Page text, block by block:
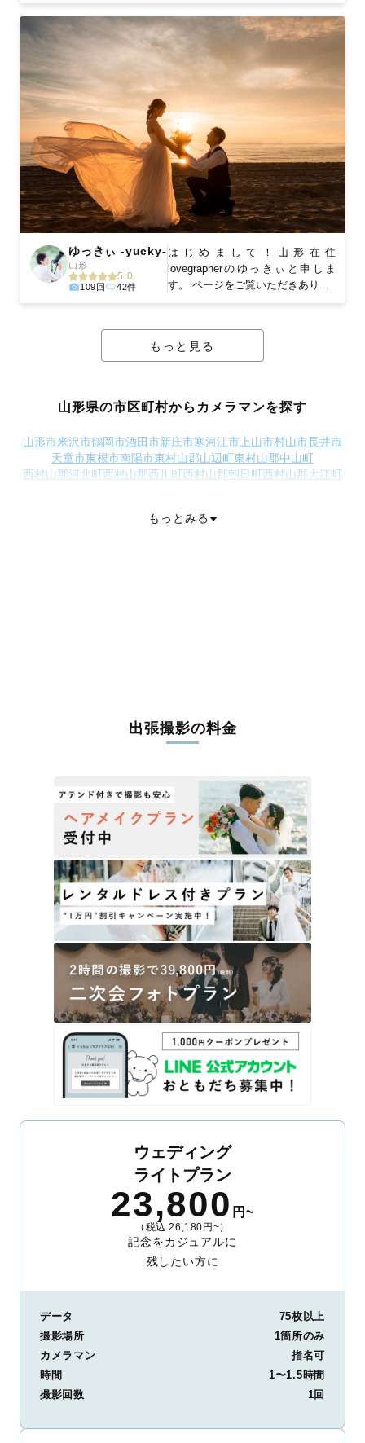
ゆっきぃ -yucky-
山形
5.0
109回 42件
はじめまして！山形在住
lovegrapherのゆっきぃと申しま
す。 ページをご覧いただきあり...
もっと見る
山形県の市区町村からカメラマンを探す
山形市米沢市鶴岡市酒田市新庄市寒河江市 上山市村山市長井市
天童市東根市南陽市東村山郡山辺町東村山郡中山町
西村山郡河北町西村山郡西川町西村山郡朝日町西村山郡大江町
東置賜郡川西町 西置賜郡小国町
もっとみる
出張撮影の料金
ウェディング
ライトプラン
23,800 円~
（税込 26,180円~）
記念をカジュアルに
残したい方に
データ
75枚以上
撮影場所
1箇所のみ
カメラマン
指名可
時間
1〜1.5時間
撮影回数
1回